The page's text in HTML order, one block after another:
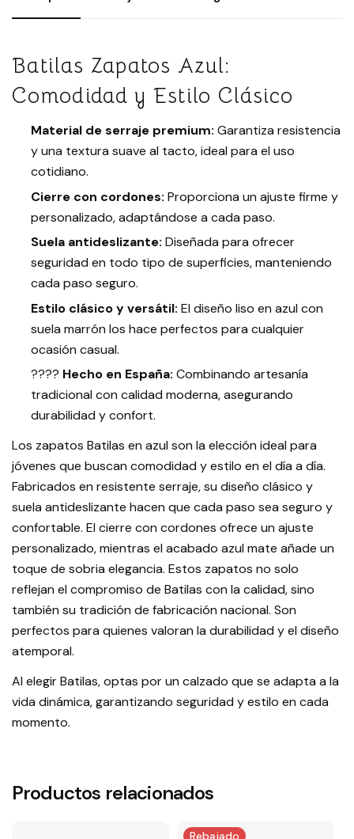
Batilas Zapatos Azul:
Comodidad y Estilo Clásico
Material de serraje premium: Garantiza resistencia
y una textura suave al tacto, ideal para el uso
cotidiano.
Cierre con cordones: Proporciona un ajuste firme y
personalizado, adaptándose a cada paso.
Suela antideslizante: Diseñada para ofrecer
seguridad en todo tipo de superficies, manteniendo
cada paso seguro.
Estilo clásico y versátil: El diseño liso en azul con
suela marrón los hace perfectos para cualquier
ocasión casual.
???? Hecho en España: Combinando artesanía
tradicional con calidad moderna, asegurando
durabilidad y confort.
Los zapatos Batilas en azul son la elección ideal para
jóvenes que buscan comodidad y estilo en el día a día.
Fabricados en resistente serraje, su diseño clásico y
suela antideslizante hacen que cada paso sea seguro y
confortable. El cierre con cordones ofrece un ajuste
personalizado, mientras el acabado azul mate añade un
toque de sobria elegancia. Estos zapatos no solo
reflejan el compromiso de Batilas con la calidad, sino
también su tradición de fabricación nacional. Son
perfectos para quienes valoran la durabilidad y el diseño
atemporal.
Al elegir Batilas, optas por un calzado que se adapta a la
vida dinámica, garantizando seguridad y estilo en cada
momento.
Productos relacionados
Rebajado